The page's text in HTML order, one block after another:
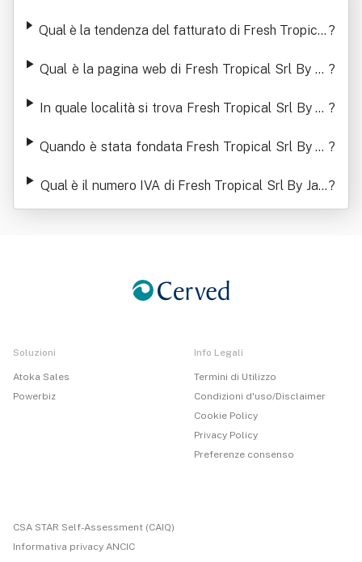
Qual è la tendenza del fatturato di Fresh Tropical ?
Qual è la pagina web di Fresh Tropical Srl By Ja ?
In quale località si trova Fresh Tropical Srl By Ja ?
Quando è stata fondata Fresh Tropical Srl By Ja ?
Qual è il numero IVA di Fresh Tropical Srl By Jaw
ad
?
Soluzioni
Atoka Sales
Powerbiz
Info Legali
Termini di Utilizzo
Condizioni d'uso/Disclaimer
Cookie Policy
Privacy Policy
Preferenze consenso
CSA STAR Self-Assessment (CAIQ)
Informativa privacy ANCIC